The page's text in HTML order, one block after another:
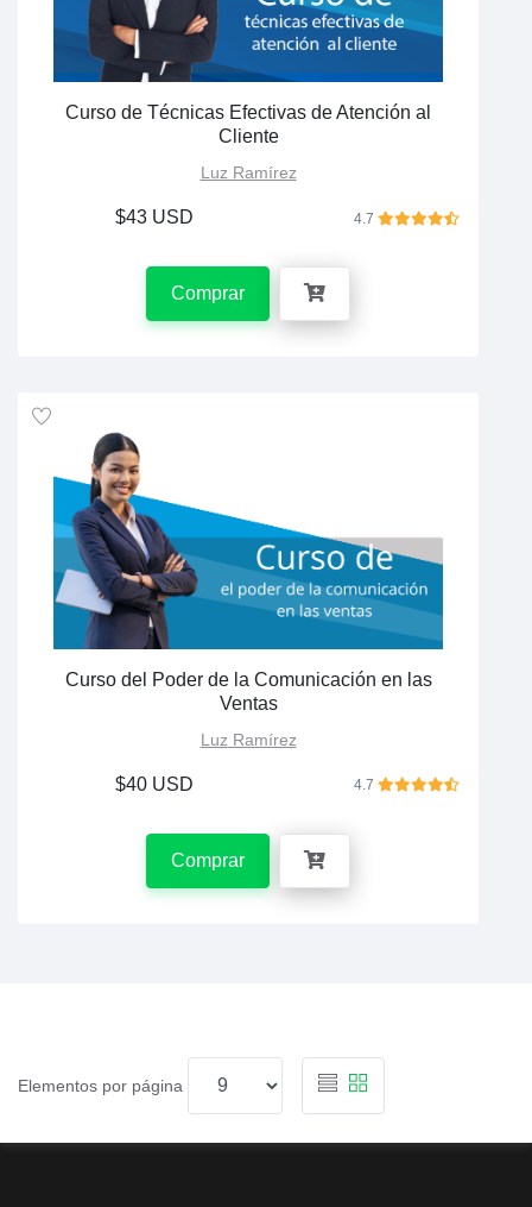
Curso de Técnicas Efectivas de Atención al
Cliente
Luz Ramírez
$43 USD 4.7
Comprar
Curso del Poder de la Comunicación en las
Ventas
Luz Ramírez
$40 USD 4.7
Comprar
Elementos por página